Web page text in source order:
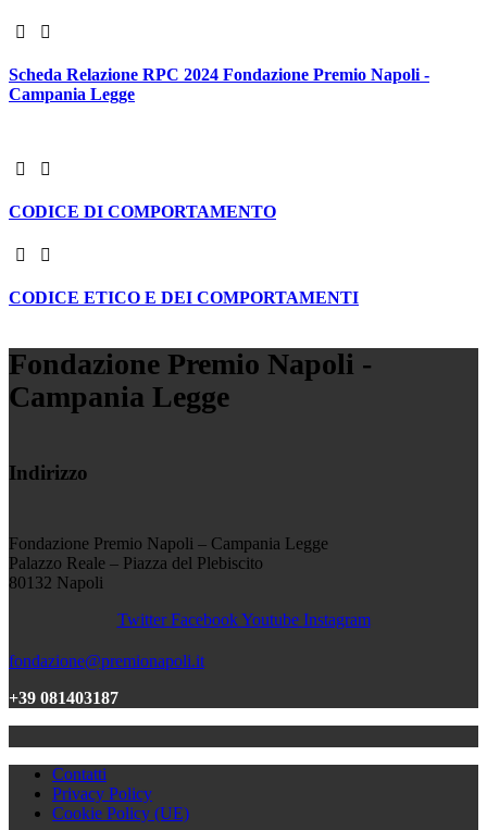
Scheda Relazione RPC 2024 Fondazione Premio Napoli -
Campania Legge
CODICE DI COMPORTAMENTO
CODICE ETICO E DEI COMPORTAMENTI
Fondazione Premio Napoli -
Campania Legge
Indirizzo
Fondazione Premio Napoli – Campania Legge
Palazzo Reale – Piazza del Plebiscito
80132 Napoli
Twitter Facebook Youtube Instagram
fondazione@premionapoli.it
+39 081403187
Contatti
Privacy Policy
Cookie Policy (UE)